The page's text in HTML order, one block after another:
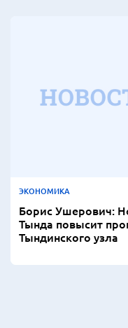
ЭКОНОМИКА
Борис Ушерович:
Тында повысит
Тындинского узла